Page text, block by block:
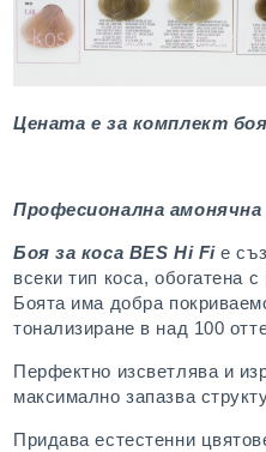
Цената е за комплект
Професионална амонячна
Боя за коса BES Hi Fiе
всеки тип коса, обогатена
Боята има добра
тонализиране в над 100
Перфектно изсветлява и
максимално запазва
Придава естестенни